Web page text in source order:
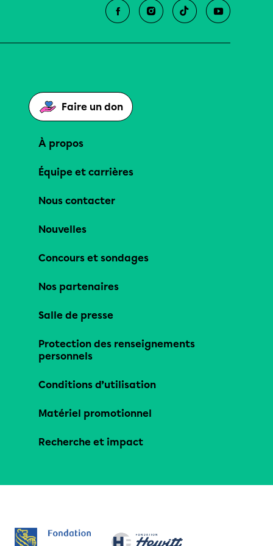
Faire un don
À propos
Équipe et carrières
Nous contacter
Nouvelles
Concours et sondages
Nos partenaires
Salle de presse
Protection des renseignements
personnels
Conditions d’utilisation
Matériel promotionnel
Recherche et impact